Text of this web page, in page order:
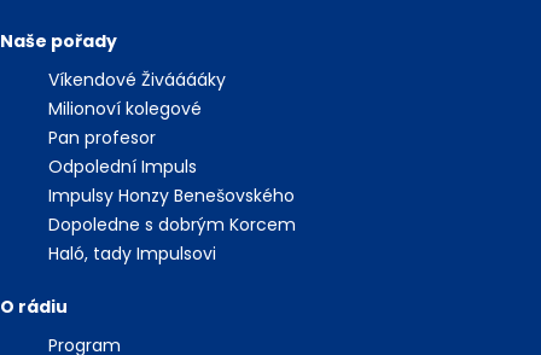
Naše pořady
Víkendové Živááááky
Milionoví kolegové
Pan profesor
Odpolední Impuls
Impulsy Honzy Benešovského
Dopoledne s dobrým Korcem
Haló, tady Impulsovi
O rádiu
Program